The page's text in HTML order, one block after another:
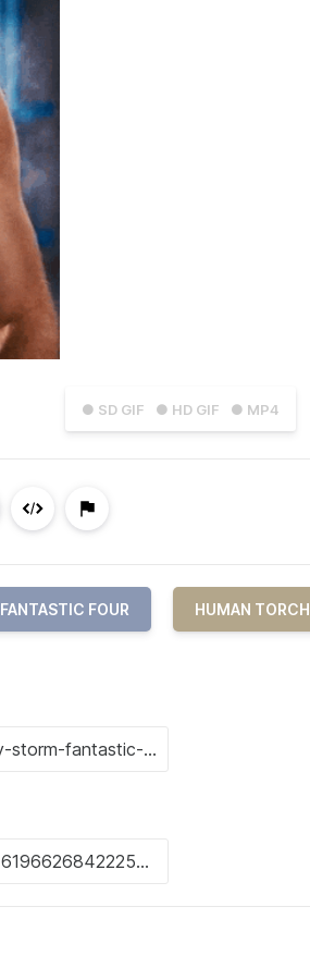
● SD GIF ● HD GIF ● MP4
FANTASTIC FOUR HUMAN TORCH